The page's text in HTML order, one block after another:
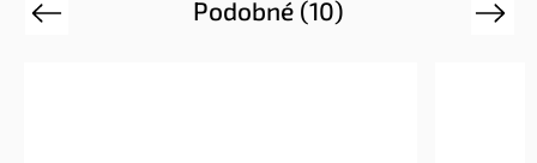
Podobné (10)
Previous Next